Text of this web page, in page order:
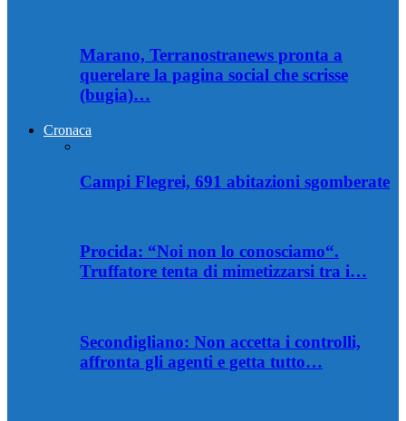
Marano, Terranostranews pronta a
querelare la pagina social che scrisse
(bugia)…
Cronaca
Campi Flegrei, 691 abitazioni sgomberate
Procida: “Noi non lo conosciamo“.
Truffatore tenta di mimetizzarsi tra i…
Secondigliano: Non accetta i controlli,
affronta gli agenti e getta tutto…